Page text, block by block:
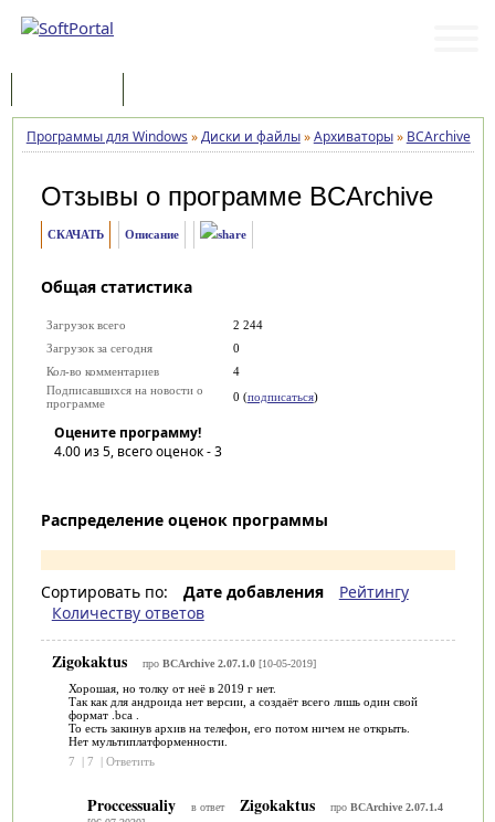
Программы для Windows »Диски и файлы»Архиваторы» BCArchive
Отзывы о программе BCArchive
СКАЧАТЬ Описание
Общая статистика
Загрузок всего
2 244
Загрузок за сегодня
0
Кол-во комментариев
4
Подписавшихся на новости о
программе
0 (подписаться)
Оцените программу!
4.00из 5, всего оценок -3
Распределение оценок программы
Сортировать по: Дате добавления
Рейтингу
Количеству ответов
Zigokaktus про BCArchive 2.07.1.0[10-05-2019]
Хорошая, но толку от неё в 2019 г нет.
Так как для андроида нет версии, а создаёт всего лишь один свой
формат .bca .
То есть закинув архив на телефон, его потом ничем не открыть.
Нет мультиплатформенности.
7
| 7 | Ответить
Proccessualiy в ответ Zigokaktus про BCArchive 2.07.1.4